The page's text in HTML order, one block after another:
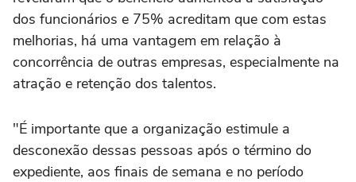
dos funcionários e 75% acreditam que com estas
melhorias, há uma vantagem em relação à
concorrência de outras empresas, especialmente na
atração e retenção dos talentos.
"É importante que a organização estimule a
desconexão dessas pessoas após o término do
expediente, aos finais de semana e no período